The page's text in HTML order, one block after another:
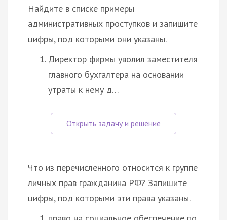
Найдите в списке примеры
административных проступков и запишите
цифры, под которыми они указаны.
Директор фирмы уволил заместителя
главного бухгалтера на основании
утраты к нему д…
Что из перечисленного относится к группе
личных прав гражданина РФ? Запишите
цифры, под которыми эти права указаны.